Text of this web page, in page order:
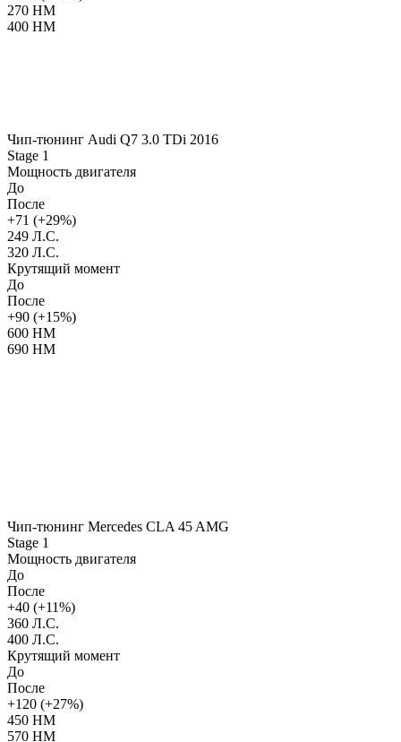
270 НМ
400 НМ
Чип-тюнинг Audi Q7 3.0 TDi 2016
Stage 1
Мощность двигателя
До
После
+71 (+29%)
249 Л.С.
320 Л.С.
Крутящий момент
До
После
+90 (+15%)
600 НМ
690 НМ
Чип-тюнинг Mercedes CLA 45 AMG
Stage 1
Мощность двигателя
До
После
+40 (+11%)
360 Л.С.
400 Л.С.
Крутящий момент
До
После
+120 (+27%)
450 НМ
570 НМ